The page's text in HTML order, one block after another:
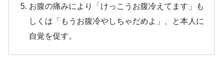
お腹の痛みにより「けっこうお腹冷えてます」も
しくは「もうお腹冷やしちゃだめよ」、と本人に
自覚を促す。